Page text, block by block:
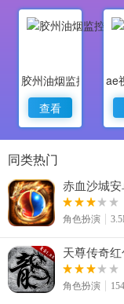
胶州油烟监控
查看
ae
同类热门
赤血沙城
角色扮演
天尊传奇
角色扮演